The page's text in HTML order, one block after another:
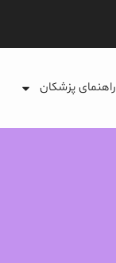
راهنمای پزشکان